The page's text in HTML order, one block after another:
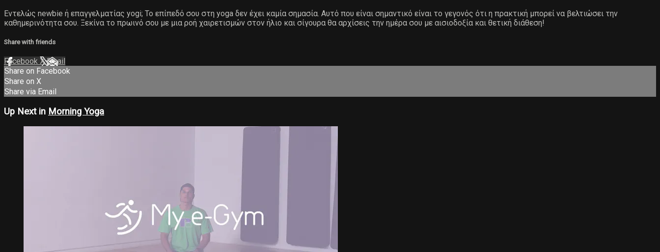
Εντελώς newbie ή επαγγελματίας yogi; Το επίπεδό σου στη yoga δεν έχει καμία σημασία. Αυτό που είναι σημαντικό είναι το γεγονός ότι η πρακτική μπορεί να βελτιώσει την
καθημερινότητα σου. Ξεκίνα το πρωινό σου με μια ροή χαιρετισμών στον ήλιο και σίγουρα θα αρχίσεις την ημέρα σου με αισιοδοξία και θετική διάθεση!
Share with friends
Facebook XEmail
Share on Facebook
Share on X
Share via Email
Up Next in Morning Yoga